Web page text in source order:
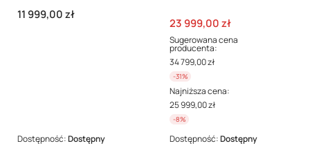
Cena
11 999,00 zł
Dostępność:Dostępny
Cena promocyjna
23 999,00 zł
Sugerowana cena
producenta:
34 799,00 zł
-31%
Najniższa cena:
25 999,00 zł
-8%
Dostępność:Dostępny